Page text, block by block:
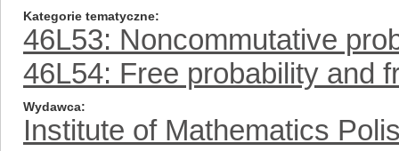
Kategorie tematyczne
46L53: Noncommutative
46L54: Free probability and
Wydawca
Institute of Mathematics